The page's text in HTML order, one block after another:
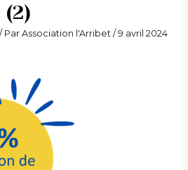
/ Par Association l'Arribet / 9 avril 2024